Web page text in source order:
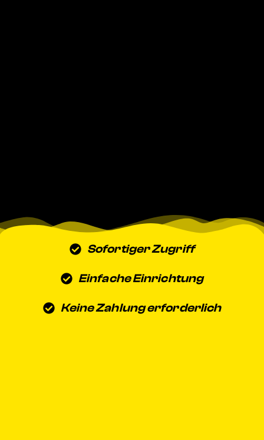
Sofortiger Zugriff
Einfache Einrichtung
Keine Zahlung erforderlich